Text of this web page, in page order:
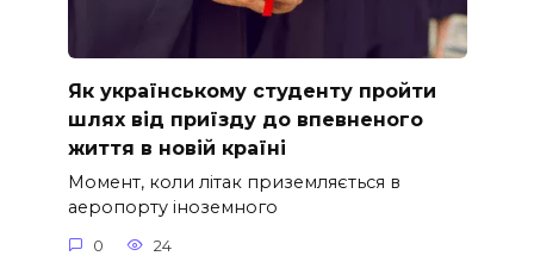
Як українському студенту пройти
шлях від приїзду до впевненого
життя в новій країні
Момент, коли літак приземляється в
аеропорту іноземного
0 24